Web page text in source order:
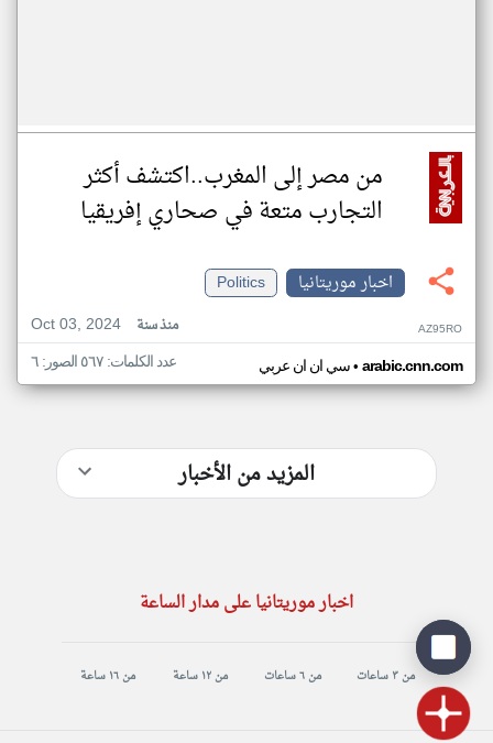
من مصر إلى المغرب..اكتشف أكثر
التجارب متعة في صحاري إفريقيا
اخبار موريتانيا
Politics
Oct 03, 2024
منذ سنة AZ95RO
سي ان ان عربي• arabic.cnn.com عدد الكلمات: ٥٦٧ الصور: ٦
المزيد من الأخبار
اخبار موريتانيا على مدار الساعة
من ٣ ساعات من ٦ ساعات من ١٢ ساعة من ١٦ ساعة